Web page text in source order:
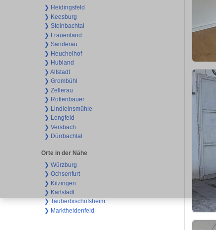
❯ Heidingsfeld
❯ Keesburg
❯ Steinbachtal
❯ Frauenland
❯ Sanderau
❯ Heuchelhof
❯ Hubland
❯ Altstadt
❯ Grombühl
❯ Zellerau
❯ Rottenbauer
❯ Lindleinsmühle
❯ Lengfeld
❯ Versbach
❯ Dürrbachtal
Orte in der Nähe
❯ Würzburg
❯ Ochsenfurt
❯ Kitzingen
❯ Karlstadt
❯ Tauberbischofsheim
❯ Marktheidenfeld